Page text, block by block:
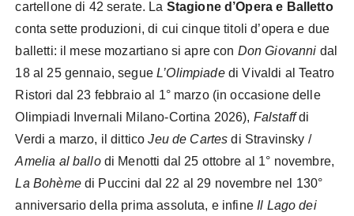
cartellone di 42 serate. La Stagione d’Opera e Balletto
conta sette produzioni, di cui cinque titoli d’opera e due
balletti: il mese mozartiano si apre con Don Giovanni dal
18 al 25 gennaio, segueL’Olimpiadedi Vivaldi al Teatro
Ristori dal 23 febbraio al 1° marzo (in occasione delle
Olimpiadi Invernali Milano-Cortina 2026), Falstaffdi
Verdi a marzo, il ditticoJeu de Cartes di Stravinsky /
Amelia al ballodi Menotti dal 25 ottobre al 1° novembre,
La Bohèmedi Puccini dal 22 al 29 novembre nel 130°
anniversario della prima assoluta, e infine Il Lago dei